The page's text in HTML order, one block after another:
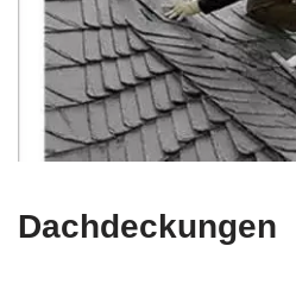
Dachdeckungen